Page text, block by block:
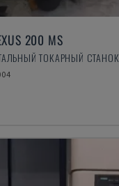
200 MS
ТОКАРНЫЙ СТАНОК